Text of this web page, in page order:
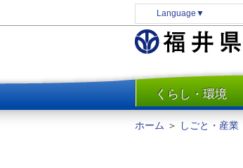
Language ▼
くらし・環境
防災
ホーム ＞ しごと・産業